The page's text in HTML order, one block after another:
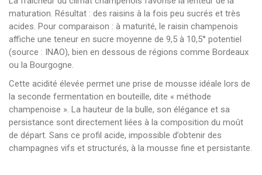
maturation. Résultat : des raisins à la fois peu sucrés et très
acides. Pour comparaison : à maturité, le raisin champenois
affiche une teneur en sucre moyenne de 9,5 à 10,5° potentiel
(source : INAO), bien en dessous de régions comme Bordeaux
ou la Bourgogne.
Cette acidité élevée permet une prise de mousse idéale lors de
la seconde fermentation en bouteille, dite « méthode
champenoise ». La hauteur de la bulle, son élégance et sa
persistance sont directement liées à la composition du moût
de départ. Sans ce profil acide, impossible d’obtenir des
champagnes vifs et structurés, à la mousse fine et persistante.